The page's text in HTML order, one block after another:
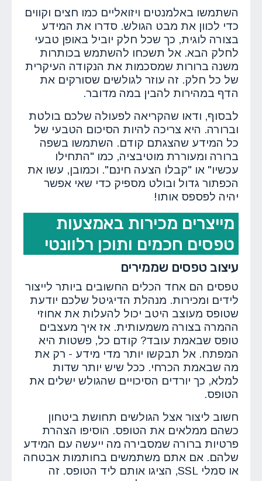
השתמשו באלמנטים ויזואליים כמו חצים וקווים
כדי לכוון את מבט הגולש. סדרו את המידע
בצורה לוגית, כך שכל חלק יוביל באופן טבעי
לחלק הבא. אל תשכחו להשתמש בכותרות
משנה ברורות שמסכמות את הנקודה העיקרית
של כל חלק. זה עוזר לגולשים שסורקים את
הדף במהירות להבין במה מדובר.
לבסוף, ודאו שהקריאה לפעולה שלכם בולטת
וברורה. היא צריכה להיות הסיכום הטבעי של
כל המידע שהצגתם קודם. השתמשו בשפה
ברורה ומעוררת מוטיבציה, כמו "התחילו
עכשיו" או "קבלו הצעה חינם". וכמובן, עשו את
הכפתור גדול ובולט מספיק כדי שאי אפשר
יהיה לפספס אותו!
מייצרים מכירות באמצעות
טפסים חכמים ותוכן רלוונטי
עיצוב טפסים שממירים
טפסים הם אחד הכלים החשובים ביותר לייצור
לידים ומכירות. מנהלת הדיגיטל שלכם יודעת
שטופס מעוצב היטב יכול להעלות את אחוזי
ההמרה בצורה משמעותית. אז איך מעצבים
טופס שבאמת עובד? קודם כל, פשטות היא
המפתח. אל תבקשו יותר מדי מידע - רק את
מה שבאמת הכרחי. ככל שיש יותר שדות
למלא, כך יורדים הסיכויים שהגולש ישלים את
הטופס.
חשוב ליצור אצל הגולשים תחושת ביטחון
כשהם ממלאים את הטופס. הוסיפו הצהרת
פרטיות ברורה שמסבירה מה ייעשה עם המידע
שלהם. אם אתם משתמשים בחותמות אבטחה
או סמלי SSL, הציגו אותם ליד הטופס. זה